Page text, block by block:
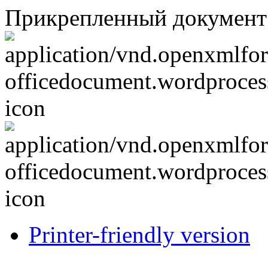
Прикрепленный
Printer-friendly version